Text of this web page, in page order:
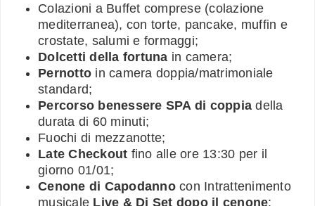
Colazioni a Buffet comprese (colazione
mediterranea), con torte, pancake, muffin e
crostate, salumi e formaggi;
Dolcetti della fortuna in camera;
Pernotto in camera doppia/matrimoniale
standard;
Percorso benessere SPA di coppia della
durata di 60 minuti;
Fuochi di mezzanotte;
Late Checkout fino alle ore 13:30 per il
giorno 01/01;
Cenone di Capodannocon Intrattenimento
musicale Live & Dj Set dopo il cenone;